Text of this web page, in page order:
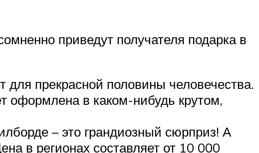
приведут получателя подарка в
прекрасной половины человечества.
оформлена в каком-нибудь крутом,
– это грандиозный сюрприз! А
в регионах составляет от 10 000